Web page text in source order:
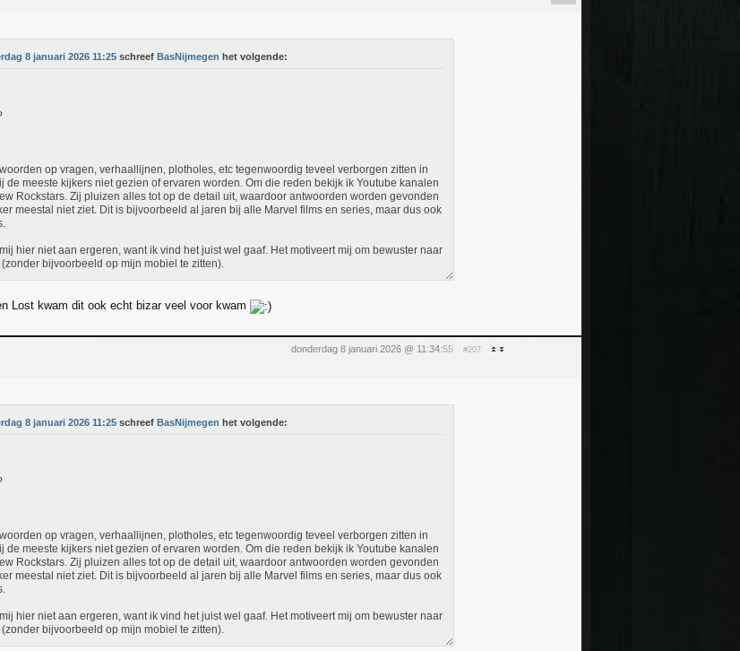
8 januari 2026 11:25 schreef BasNijmegen het volgende:
op vragen, verhaallijnen, plotholes, etc tegenwoordig teveel verborgen zitten in
de meeste kijkers niet gezien of ervaren worden. Om die reden bekijk ik Youtube kanalen
Rockstars. Zij pluizen alles tot op de detail uit, waardoor antwoorden worden gevonden
meestal niet ziet. Dit is bijvoorbeeld al jaren bij alle Marvel films en series, maar dus ook
hier niet aan ergeren, want ik vind het juist wel gaaf. Het motiveert mij om bewuster naar
bijvoorbeeld op mijn mobiel te zitten).
Lost kwam dit ook echt bizar veel voor kwam
donderdag 8 januari 2026 @ 11:34:55 #207
8 januari 2026 11:25 schreef BasNijmegen het volgende:
op vragen, verhaallijnen, plotholes, etc tegenwoordig teveel verborgen zitten in
de meeste kijkers niet gezien of ervaren worden. Om die reden bekijk ik Youtube kanalen
Rockstars. Zij pluizen alles tot op de detail uit, waardoor antwoorden worden gevonden
meestal niet ziet. Dit is bijvoorbeeld al jaren bij alle Marvel films en series, maar dus ook
hier niet aan ergeren, want ik vind het juist wel gaaf. Het motiveert mij om bewuster naar
bijvoorbeeld op mijn mobiel te zitten).